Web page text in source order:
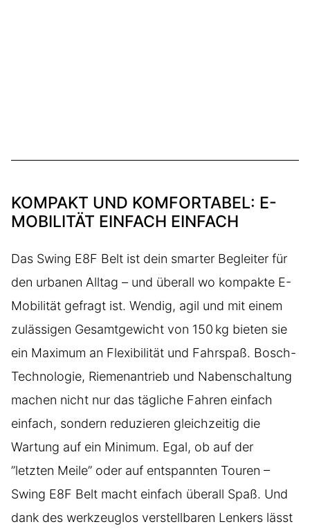
KOMPAKT UND KOMFORTABEL: E-
MOBILITÄT EINFACH EINFACH
Das Swing E8F Belt ist dein smarter Begleiter für
den urbanen Alltag – und überall wo kompakte E-
Mobilität gefragt ist. Wendig, agil und mit einem
zulässigen Gesamtgewicht von 150 kg bieten sie
ein Maximum an Flexibilität und Fahrspaß. Bosch-
Technologie, Riemenantrieb und Nabenschaltung
machen nicht nur das tägliche Fahren einfach
einfach, sondern reduzieren gleichzeitig die
Wartung auf ein Minimum. Egal, ob auf der
”letzten Meile” oder auf entspannten Touren –
Swing E8F Belt macht einfach überall Spaß. Und
dank des werkzeuglos verstellbaren Lenkers lässt